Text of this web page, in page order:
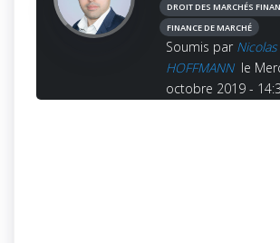
DROIT DES MARCHÉS
FINANCE DE MARCHÉ
Soumis par Nicolas
HOFFMANN le
octobre 2019 -